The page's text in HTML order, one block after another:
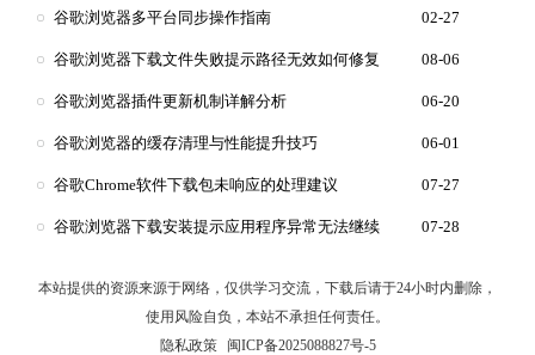
谷歌浏览器多平台同步操作指南 02-27
谷歌浏览器下载文件失败提示路径无效如何修复 08-06
谷歌浏览器插件更新机制详解分析 06-20
谷歌浏览器的缓存清理与性能提升技巧 06-01
谷歌Chrome软件下载包未响应的处理建议 07-27
谷歌浏览器下载安装提示应用程序异常无法继续 07-28
本站提供的资源来源于网络，仅供学习交流，下载后请于24小时内删除，
使用风险自负，本站不承担任何责任。
隐私政策
闽ICP备2025088827号-5